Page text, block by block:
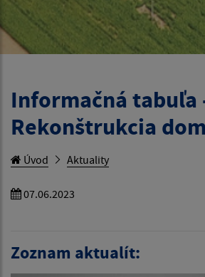
Informačná tabuľa
Rekonštrukcia
Úvod Aktuality
07.06.2023
Zoznam aktualít: